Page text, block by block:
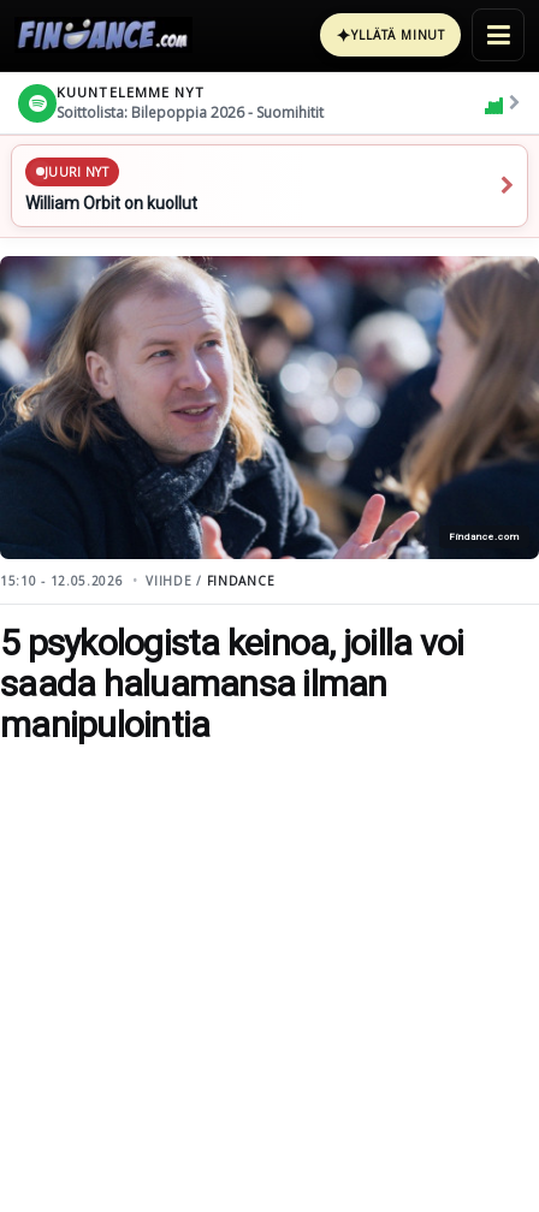
✦YLLÄTÄ MINUT
KUUNTELEMME NYT
Soittolista: Bilepoppia 2026 - Suomihitit
JUURI NYT
William Orbit on kuollut
Findance.com
15:10 - 12.05.2026 VIIHDE / FINDANCE
5 psykologista keinoa, joilla voi
saada haluamansa ilman
manipulointia